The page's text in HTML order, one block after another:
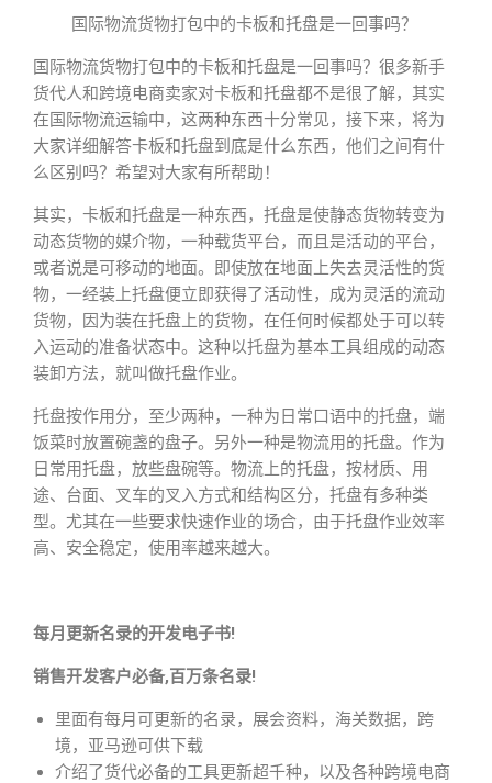
国际物流货物打包中的卡板和托盘是一回事吗？
国际物流货物打包中的卡板和托盘是一回事吗？很多新手
货代人和跨境电商卖家对卡板和托盘都不是很了解，其实
在国际物流运输中，这两种东西十分常见，接下来，将为
大家详细解答卡板和托盘到底是什么东西，他们之间有什
么区别吗？希望对大家有所帮助！
其实，卡板和托盘是一种东西，托盘是使静态货物转变为
动态货物的媒介物，一种载货平台，而且是活动的平台，
或者说是可移动的地面。即使放在地面上失去灵活性的货
物，一经装上托盘便立即获得了活动性，成为灵活的流动
货物，因为装在托盘上的货物，在任何时候都处于可以转
入运动的准备状态中。这种以托盘为基本工具组成的动态
装卸方法，就叫做托盘作业。
托盘按作用分，至少两种，一种为日常口语中的托盘，端
饭菜时放置碗盏的盘子。另外一种是物流用的托盘。作为
日常用托盘，放些盘碗等。物流上的托盘，按材质、用
途、台面、叉车的叉入方式和结构区分，托盘有多种类
型。尤其在一些要求快速作业的场合，由于托盘作业效率
高、安全稳定，使用率越来越大。
每月更新名录的开发电子书!
销售开发客户必备,百万条名录!
里面有每月可更新的名录，展会资料，海关数据，跨
境，亚马逊可供下载
介绍了货代必备的工具更新超千种，以及各种跨境电商